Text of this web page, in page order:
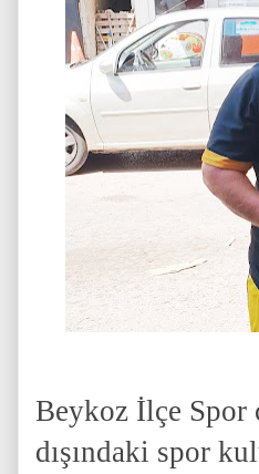
Beykoz İlçe Spor
dışındaki spor